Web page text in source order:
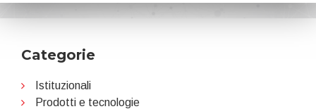
Categorie
Istituzionali
Prodotti e tecnologie